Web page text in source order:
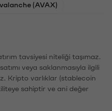
(AVAX)
tavsiyesi niteliği taşımaz.
veya saklanmasıyla ilgili
Kripto varlıklar (stablecoin
sahiptir ve ani değer